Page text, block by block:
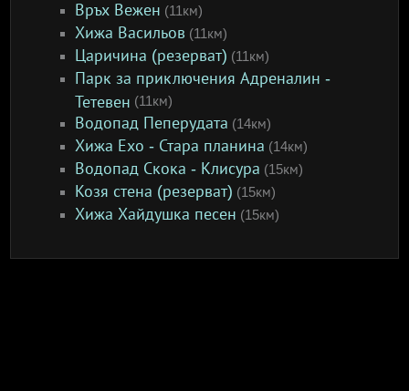
Връх Вежен (11км)
Хижа Васильов (11км)
Царичина (резерват) (11км)
Парк за приключения Адреналин -
Тетевен (11км)
Водопад Пеперудата (14км)
Хижа Ехо - Стара планина (14км)
Водопад Скока - Клисура (15км)
Козя стена (резерват) (15км)
Хижа Хайдушка песен (15км)